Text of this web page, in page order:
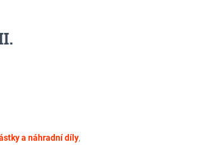
a náhradní díly,